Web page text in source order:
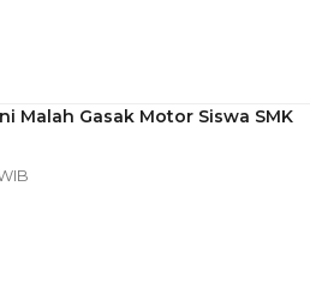
Malah Gasak Motor Siswa SMK